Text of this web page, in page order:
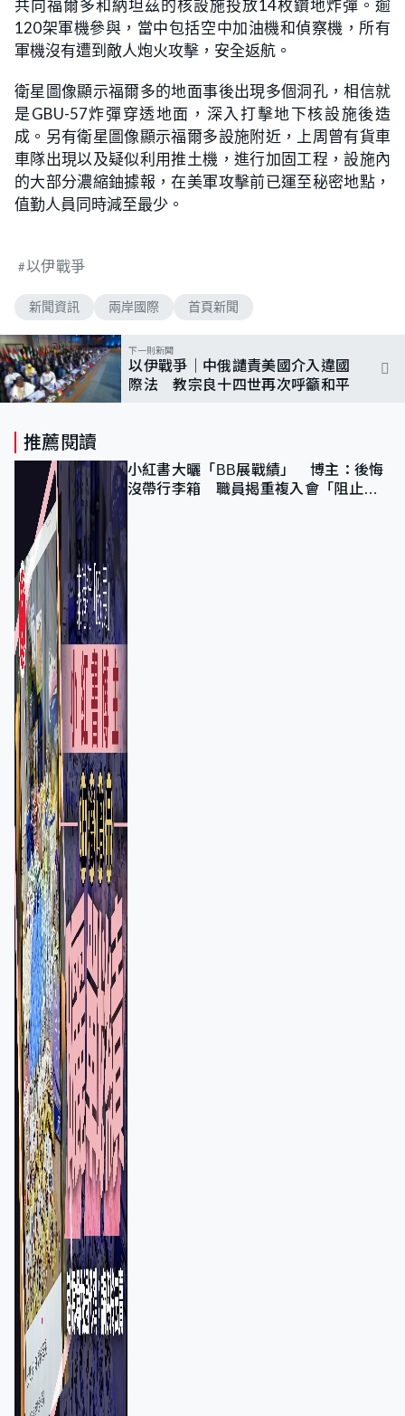
共向福爾多和納坦茲的核設施投放14枚鑽地炸彈。逾
120架軍機參與，當中包括空中加油機和偵察機，所有
軍機沒有遭到敵人炮火攻擊，安全返航。
衛星圖像顯示福爾多的地面事後出現多個洞孔，相信就
是GBU-57炸彈穿透地面，深入打擊地下核設施後造
成。另有衛星圖像顯示福爾多設施附近，上周曾有貨車
車隊出現以及疑似利用推土機，進行加固工程，設施內
的大部分濃縮鈾據報，在美軍攻擊前已運至秘密地點，
值勤人員同時減至最少。
以伊戰爭
新聞資訊 兩岸國際 首頁新聞
下一則新聞
以伊戰爭｜中俄譴責美國介入違國
際法 教宗良十四世再次呼籲和平
推薦閱讀
小紅書大曬「BB展戰績」 博主：後悔
沒帶行李箱 職員揭重複入會「阻止唔